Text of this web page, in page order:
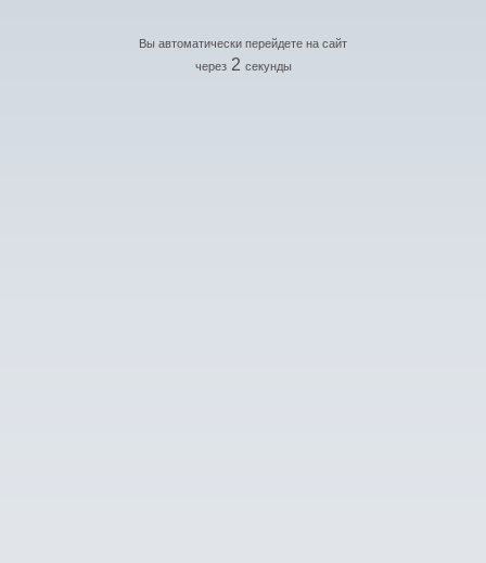
Вы автоматически перейдете на сайт
через 2 секунды